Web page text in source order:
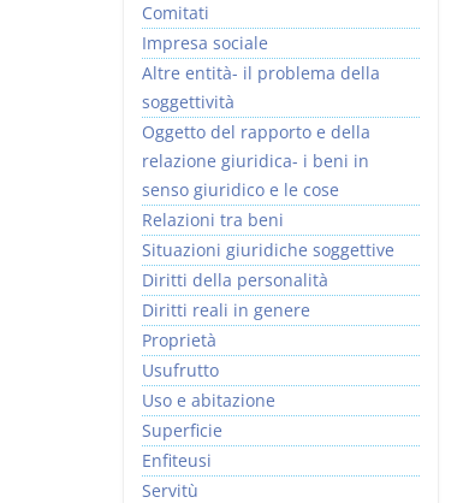
Comitati
Impresa sociale
Altre entità- il problema della
soggettività
Oggetto del rapporto e della
relazione giuridica- i beni in
senso giuridico e le cose
Relazioni tra beni
Situazioni giuridiche soggettive
Diritti della personalità
Diritti reali in genere
Proprietà
Usufrutto
Uso e abitazione
Superficie
Enfiteusi
Servitù